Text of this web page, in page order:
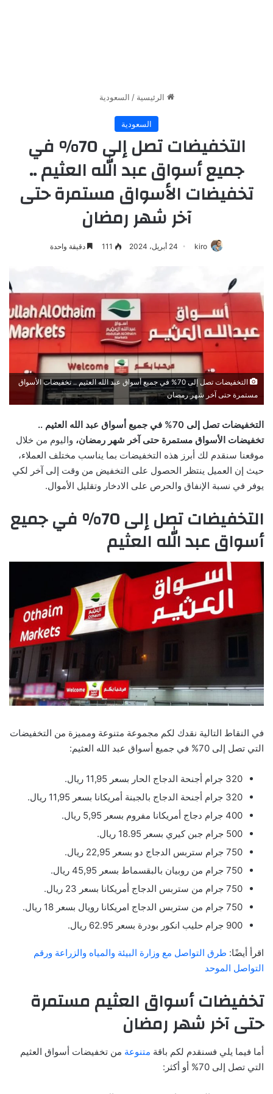
الرئيسية / السعودية
السعودية
التخفيضات تصل إلى 70% في
جميع أسواق عبد الله العثيم ..
تخفيضات الأسواق مستمرة حتى
آخر شهر رمضان
kiro 24 أبريل، 2024 111 دقيقة واحدة
التخفيضات تصل إلى 70% في جميع أسواق عبد الله العثيم .. تخفيضات الأسواق
مستمرة حتى آخر شهر رمضان
التخفيضات تصل إلى 70% في جميع أسواق عبد الله العثيم ..
تخفيضات الأسواق مستمرة حتى آخر شهر رمضان، واليوم من خلال
موقعنا سنقدم لك أبرز هذه التخفيضات بما يناسب مختلف العملاء،
حيث إن العميل ينتظر الحصول على التخفيض من وقت إلى آخر لكي
يوفر في نسبة الإنفاق والحرص على الادخار وتقليل الأموال.
التخفيضات تصل إلى 70% في جميع
أسواق عبد الله العثيم
في النقاط التالية نقدك لكم مجموعة متنوعة ومميزة من التخفيضات
التي تصل إلى 70% في جميع أسواق عبد الله العثيم:
320 جرام أجنحة الدجاج الحار بسعر 11,95 ريال.
320 جرام أجنحة الدجاج بالجبنة أمريكانا بسعر 11,95 ريال.
400 جرام دجاج أمريكانا مفروم بسعر 5,95 ريال.
500 جرام جبن كيري بسعر 18.95 ريال.
750 جرام ستربس الدجاج دو بسعر 22,95 ريال.
750 جرام من روبيان بالبقسماط بسعر 45,95 ريال.
750 جرام من ستربس الدجاج أمريكانا بسعر 23 ريال.
750 جرام من ستربس الدجاج امريكانا رويال بسعر 18 ريال.
900 جرام حليب انكور بودرة بسعر 62.95 ريال.
اقرأ أيضًا: طرق التواصل مع وزارة البيئة والمياه والزراعة ورقم
التواصل الموحد
تخفيضات أسواق العثيم مستمرة
حتى آخر شهر رمضان
أما فيما يلي فسنقدم لكم باقة متنوعة من تخفيضات أسواق العثيم
التي تصل إلى 70% أو أكثر: